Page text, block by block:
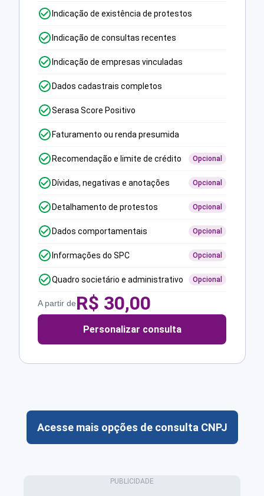
Indicação de existência de protestos
Indicação de consultas recentes
Indicação de empresas vinculadas
Dados cadastrais completos
Serasa Score Positivo
Faturamento ou renda presumida
Recomendação e limite de crédito Opcional
Dívidas, negativas e anotações Opcional
Detalhamento de protestos Opcional
Dados comportamentais Opcional
Informações do SPC Opcional
Quadro societário e administrativo Opcional
A partir deR$ 30,00
Personalizar consulta
Acesse mais opções de consulta CNPJ